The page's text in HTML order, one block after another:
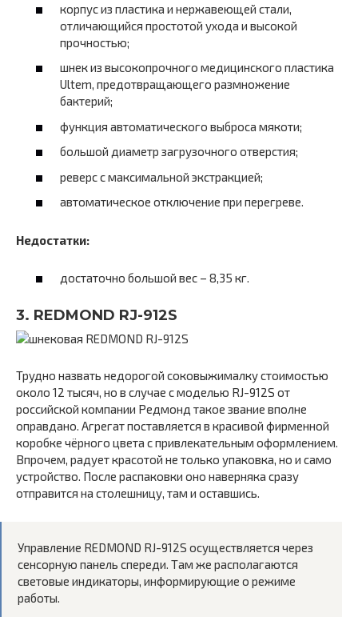
корпус из пластика и нержавеющей стали,
отличающийся простотой ухода и высокой
прочностью;
шнек из высокопрочного медицинского пластика
Ultem, предотвращающего размножение
бактерий;
функция автоматического выброса мякоти;
большой диаметр загрузочного отверстия;
реверс с максимальной экстракцией;
автоматическое отключение при перегреве.
Недостатки:
достаточно большой вес – 8,35 кг.
3. REDMOND RJ-912S
Трудно назвать недорогой соковыжималку стоимостью
около 12 тысяч, но в случае с моделью RJ-912S от
российской компании Редмонд такое звание вполне
оправдано. Агрегат поставляется в красивой фирменной
коробке чёрного цвета с привлекательным оформлением.
Впрочем, радует красотой не только упаковка, но и само
устройство. После распаковки оно наверняка сразу
отправится на столешницу, там и оставшись.
Управление REDMOND RJ-912S осуществляется через
сенсорную панель спереди. Там же располагаются
световые индикаторы, информирующие о режиме
работы.